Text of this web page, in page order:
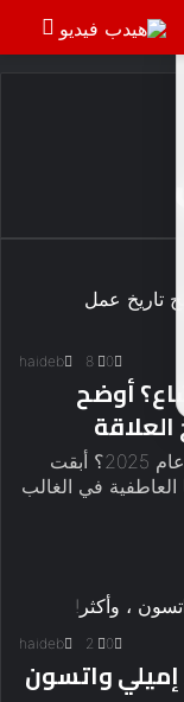
عن
haideb 0
أوضح
فضولي حول من فلورنس بوغ صديقها في عام 2025؟ أبقت
العاطفية في الغالب
haideb 0
إميلي واتسون